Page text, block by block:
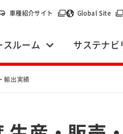
車種紹介サイト （別ウィンドウで開く）
Global Site（
スルーム サステナビ
輸出実績